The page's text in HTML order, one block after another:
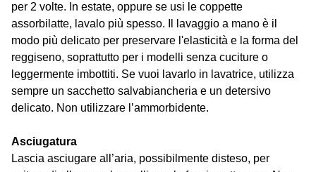
per 2 volte. In estate, oppure se usi le coppette
assorbilatte, lavalo più spesso. Il lavaggio a mano è il
modo più delicato per preservare l'elasticità e la forma del
reggiseno, soprattutto per i modelli senza cuciture o
leggermente imbottiti. Se vuoi lavarlo in lavatrice, utilizza
sempre un sacchetto salvabiancheria e un detersivo
delicato. Non utilizzare l’ammorbidente.
Asciugatura
Lascia asciugare all’aria, possibilmente disteso, per